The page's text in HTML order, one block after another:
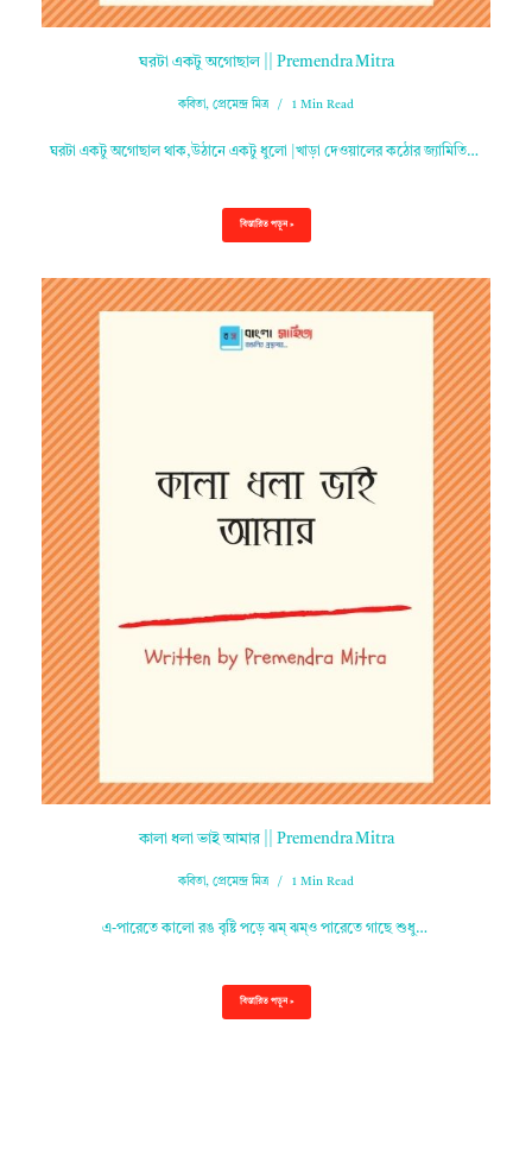
ঘরটা একটু অগোছাল || Premendra Mitra
কবিতা, প্রেমেন্দ্র মিত্র 1 Min Read
ঘরটা একটু অগোছাল থাক,উঠানে একটু ধুলো |খাড়া দেওয়ালের কঠোর জ্যামিতি…
বিস্তারিত পড়ুন »
কালা ধলা ভাই আমার || Premendra Mitra
কবিতা, প্রেমেন্দ্র মিত্র 1 Min Read
এ-পারেতে কালো রঙ বৃষ্টি পড়ে ঝম্ ঝম্ও পারেতে গাছে শুধু…
বিস্তারিত পড়ুন »